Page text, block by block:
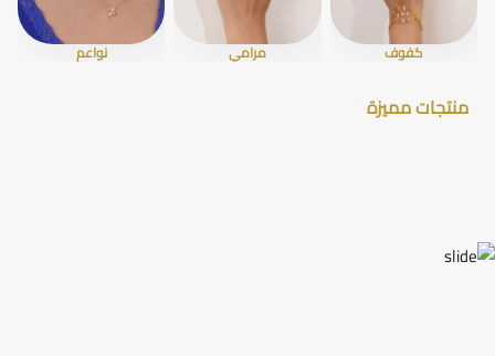
كفوف مرامي نواعم
منتجات مميزة